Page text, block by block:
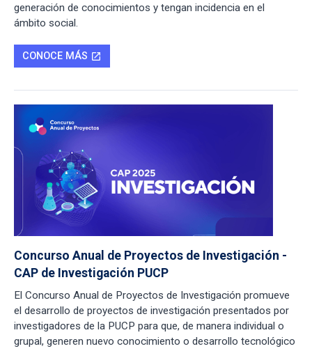
generación de conocimientos y tengan incidencia en el
ámbito social.
CONOCE MÁS open_in_new
Concurso Anual de Proyectos de Investigación -
CAP de Investigación PUCP
El Concurso Anual de Proyectos de Investigación promueve
el desarrollo de proyectos de investigación presentados por
investigadores de la PUCP para que, de manera individual o
grupal, generen nuevo conocimiento o desarrollo tecnológico